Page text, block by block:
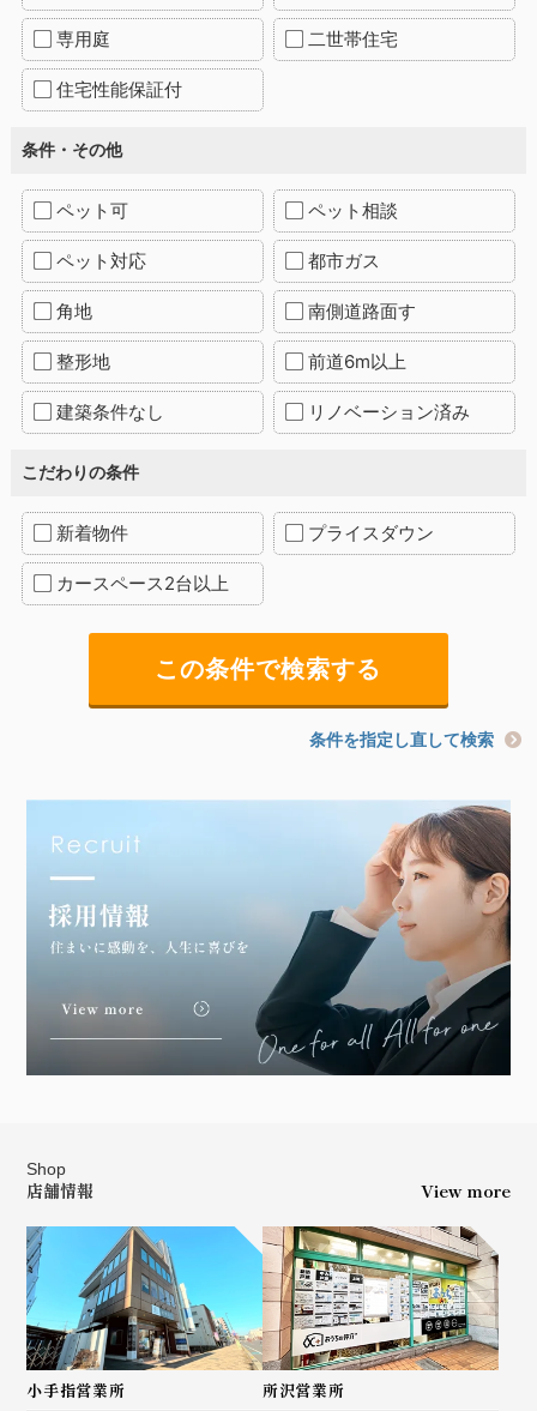
専用庭 二世帯住宅
住宅性能保証付
条件・その他
ペット可 ペット相談
ペット対応 都市ガス
角地 南側道路面す
整形地 前道6m以上
建築条件なし リノベーション済み
こだわりの条件
新着物件 プライスダウン
カースペース2台以上
条件を指定し直して検索
Shop
店舗情報 View more
小手指営業所 所沢営業所